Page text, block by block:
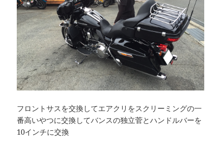
フロントサスを交換してエアクリをスクリーミングの一
番高いやつに交換してバンスの独立菅とハンドルバーを
10インチに交換